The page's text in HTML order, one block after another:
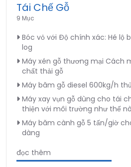
Tái Chế Gỗ
9 Mục
Bóc vỏ với Độ chính xác: Hé lộ
log
Máy xén gỗ thương mại Cách
chất thải gỗ
Máy băm gỗ diesel 600kg/h
Máy xay vụn gỗ dùng cho tái
thiện với môi trường như thế
Máy băm cành gỗ 5 tấn/giờ
dàng
đọc thêm